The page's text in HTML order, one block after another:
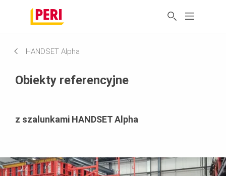
HANDSET Alpha
Obiekty referencyjne
z szalunkami HANDSET Alpha